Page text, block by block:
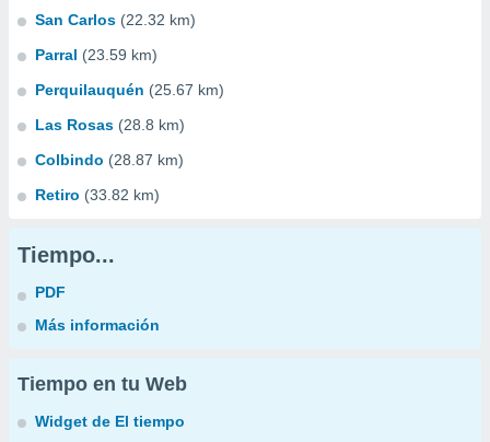
San Carlos (22.32 km)
Parral (23.59 km)
Perquilauquén (25.67 km)
Las Rosas (28.8 km)
Colbindo (28.87 km)
Retiro (33.82 km)
Tiempo...
PDF
Más información
Tiempo en tu Web
Widget de El tiempo